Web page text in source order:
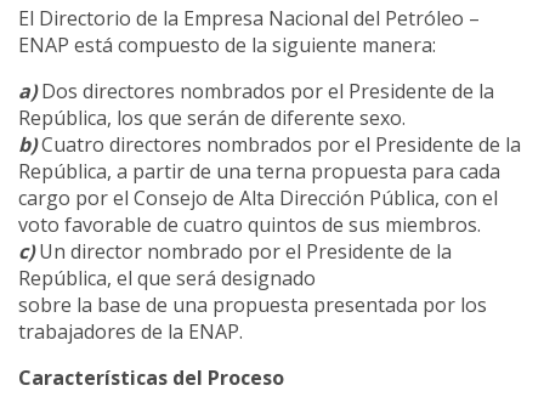
El Directorio de la Empresa Nacional del Petróleo –
ENAP está compuesto de la siguiente manera:
a)Dos directores nombrados por el Presidente de la
República, los que serán de diferente sexo.
b)Cuatro directores nombrados por el Presidente de la
República, a partir de una terna propuesta para cada
cargo por el Consejo de Alta Dirección Pública, con el
voto favorable de cuatro quintos de sus miembros.
c)Un director nombrado por el Presidente de la
República, el que será designado
sobre la base de una propuesta presentada por los
trabajadores de la ENAP.
Características del Proceso